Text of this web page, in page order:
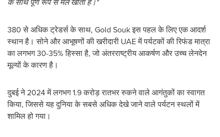
380 से अधिक ट्रेडर्स के साथ, Gold Souk इस पहल के लिए एक आदर्श
स्थान है। सोने और आभूषणों की खरीदारी UAE में पर्यटकों की रिफंड मात्रा
का लगभग 30-35% हिस्सा है, जो अंतरराष्ट्रीय आकर्षण और उच्च लेनदेन
मूल्यों के कारण है।
दुबई ने 2024 में लगभग 1.9 करोड़ रातभर रुकने वाले आगंतुकों का स्वागत
किया, जिससे यह दुनिया के सबसे अधिक देखे जाने वाले पर्यटन स्थलों में
शामिल हो गया।